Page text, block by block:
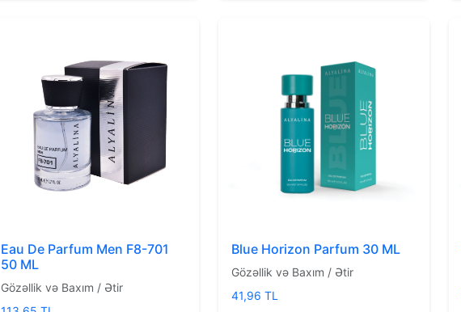
Eau De Parfum Men F8-701
50 ML
Gözəllik və Baxım / Ətir
Blue Horizon Parfum 30 ML
Gözəllik və Baxım / Ətir
41,96 TL